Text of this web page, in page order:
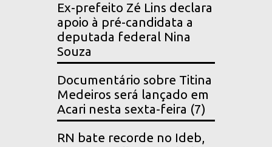
Ex-prefeito Zé Lins declara
apoio à pré-candidata a
deputada federal Nina
Souza
Documentário sobre Titina
Medeiros será lançado em
Acari nesta sexta-feira (7)
RN bate recorde no Ideb,